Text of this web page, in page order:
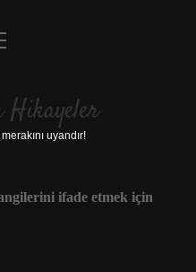
Hikayeler
uyandır!
ifade etmek için